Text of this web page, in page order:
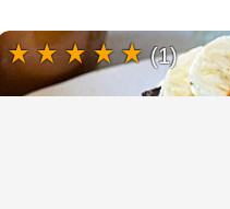
(1)